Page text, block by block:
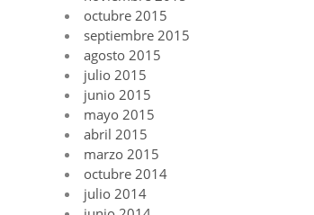
octubre 2015
septiembre 2015
agosto 2015
julio 2015
junio 2015
mayo 2015
abril 2015
marzo 2015
octubre 2014
julio 2014